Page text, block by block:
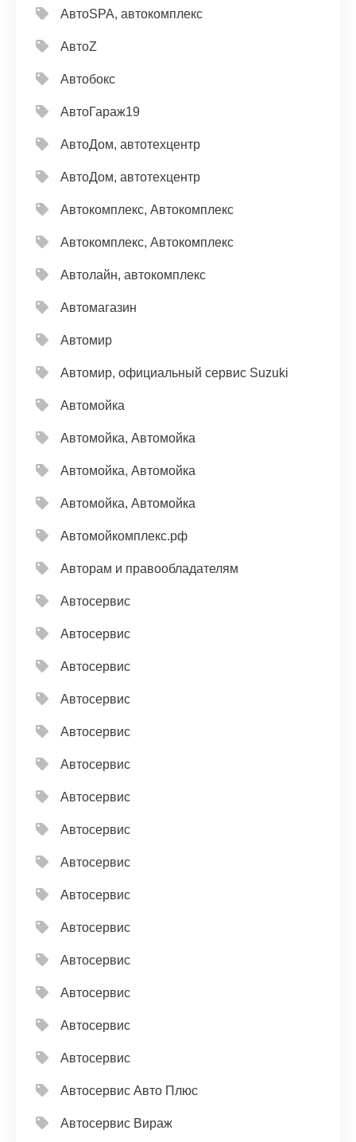
АвтоSPA, автокомплекс
АвтоZ
Автобокс
АвтоГараж19
АвтоДом, автотехцентр
АвтоДом, автотехцентр
Автокомплекс, Автокомплекс
Автокомплекс, Автокомплекс
Автолайн, автокомплекс
Автомагазин
Автомир
Автомир, официальный сервис Suzuki
Автомойка
Автомойка, Автомойка
Автомойка, Автомойка
Автомойка, Автомойка
Автомойкомплекс.рф
Авторам и правообладателям
Автосервис
Автосервис
Автосервис
Автосервис
Автосервис
Автосервис
Автосервис
Автосервис
Автосервис
Автосервис
Автосервис
Автосервис
Автосервис
Автосервис
Автосервис
Автосервис Авто Плюс
Автосервис Вираж